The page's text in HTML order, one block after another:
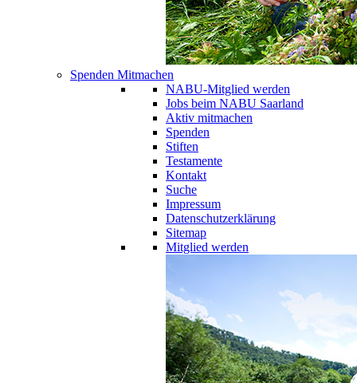
Spenden Mitmachen
NABU-Mitglied werden
Jobs beim NABU Saarland
Aktiv mitmachen
Spenden
Stiften
Testamente
Kontakt
Suche
Impressum
Datenschutzerklärung
Sitemap
Mitglied werden